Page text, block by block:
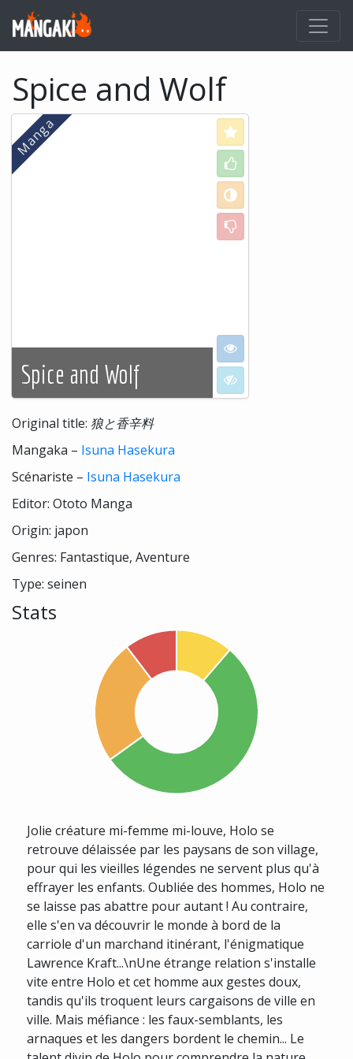
Spice and Wolf
Spice and Wolf
Love
Like
Neutral
Dislike
I want to see
I don't want to see
Original title: 狼と香辛料
Mangaka – Isuna Hasekura
Scénariste – Isuna Hasekura
Editor: Ototo Manga
Origin: japon
Genres: Fantastique, Aventure
Type: seinen
Stats
Jolie créature mi-femme mi-louve, Holo se
retrouve délaissée par les paysans de son village,
pour qui les vieilles légendes ne servent plus qu'à
effrayer les enfants. Oubliée des hommes, Holo ne
se laisse pas abattre pour autant ! Au contraire,
elle s'en va découvrir le monde à bord de la
carriole d'un marchand itinérant, l'énigmatique
Lawrence Kraft...\nUne étrange relation s'installe
vite entre Holo et cet homme aux gestes doux,
tandis qu'ils troquent leurs cargaisons de ville en
ville. Mais méfiance : les faux-semblants, les
arnaques et les dangers bordent le chemin... Le